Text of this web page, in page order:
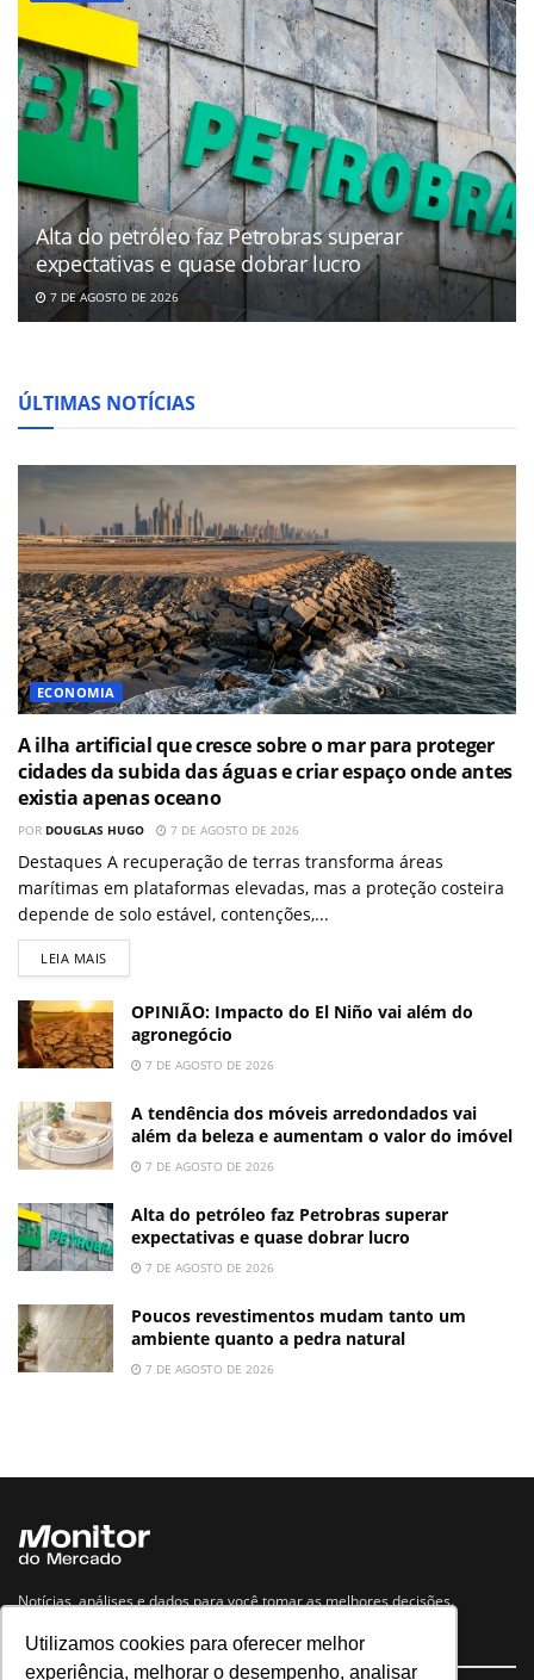
Utilizamos cookies para oferecer melhor
experiência, melhorar o desempenho, analisar
Alta do petróleo faz Petrobras superar
expectativas e quase dobrar lucro
7 DE AGOSTO DE 2026
ÚLTIMAS NOTÍCIAS
ECONOMIA
A ilha artificial que cresce sobre o mar para proteger
cidades da subida das águas e criar espaço onde antes
existia apenas oceano
POR DOUGLAS HUGO 7 DE AGOSTO DE 2026
Destaques A recuperação de terras transforma áreas
marítimas em plataformas elevadas, mas a proteção costeira
depende de solo estável, contenções,...
LEIA MAIS
OPINIÃO: Impacto do El Niño vai além do
agronegócio
7 DE AGOSTO DE 2026
A tendência dos móveis arredondados vai
além da beleza e aumentam o valor do imóvel
7 DE AGOSTO DE 2026
Alta do petróleo faz Petrobras superar
expectativas e quase dobrar lucro
7 DE AGOSTO DE 2026
Poucos revestimentos mudam tanto um
ambiente quanto a pedra natural
7 DE AGOSTO DE 2026
Notícias, análises e dados para você tomar as melhores decisões.
Navegue no site